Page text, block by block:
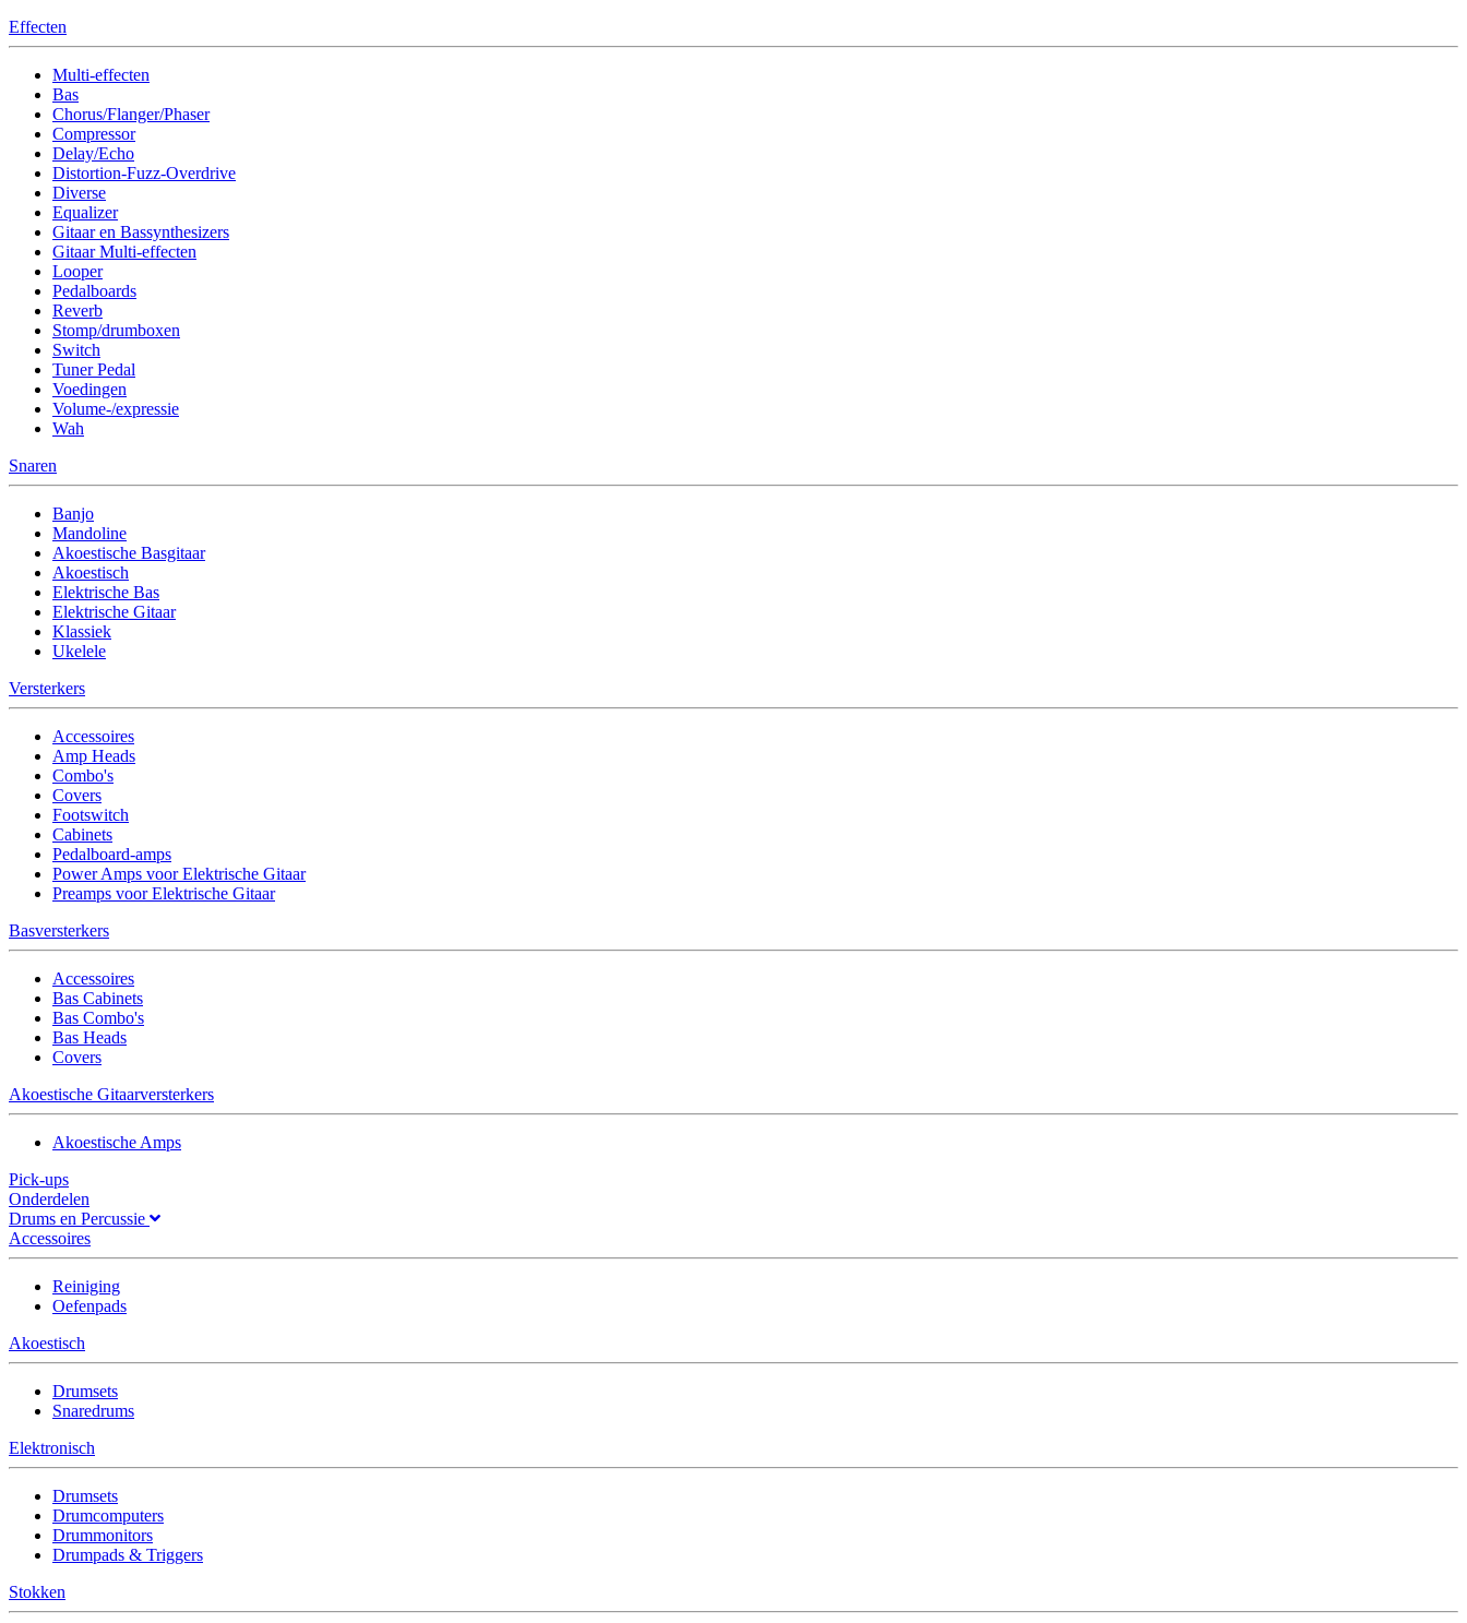
Effecten
Multi-effecten
Bas
Chorus/Flanger/Phaser
Compressor
Delay/Echo
Distortion-Fuzz-Overdrive
Diverse
Equalizer
Gitaar en Bassynthesizers
Gitaar Multi-effecten
Looper
Pedalboards
Reverb
Stomp/drumboxen
Switch
Tuner Pedal
Voedingen
Volume-/expressie
Wah
Snaren
Banjo
Mandoline
Akoestische Basgitaar
Akoestisch
Elektrische Bas
Elektrische Gitaar
Klassiek
Ukelele
Versterkers
Accessoires
Amp Heads
Combo's
Covers
Footswitch
Cabinets
Pedalboard-amps
Power Amps voor Elektrische Gitaar
Preamps voor Elektrische Gitaar
Basversterkers
Accessoires
Bas Cabinets
Bas Combo's
Bas Heads
Covers
Akoestische Gitaarversterkers
Akoestische Amps
Pick-ups
Onderdelen
Drums en Percussie
Accessoires
Reiniging
Oefenpads
Akoestisch
Drumsets
Snaredrums
Elektronisch
Drumsets
Drumcomputers
Drummonitors
Drumpads & Triggers
Stokken